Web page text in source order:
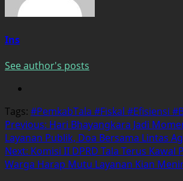
Ins
See author's posts
Tags: #PemkabTala #Fiskal #Efisiensi
Post
navigation
Previous: Hari Bhayangkara Jadi
Layanan Publik, Doa Bersama Lintas
Next: Komisi II DPRD Tala Terus Kawal
Warga Harap Mutu Layanan Kian